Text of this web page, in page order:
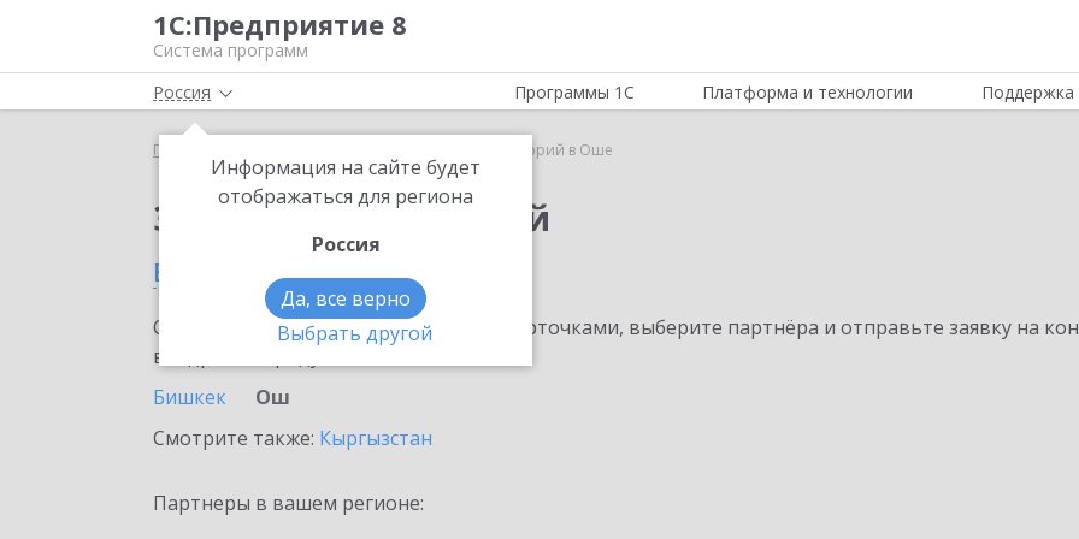
1С:Предприятие 8
Система программ
Россия
Информация на сайте будет
отображаться для региона
Россия
Да, все верно
Выбрать другой
Программы 1С Платформа и технологии Поддержка
Главная 1С:Лекторий в Оше
Заказать 1С:Лекторий
в Оше
Ознакомьтесь с информационными карточками, выберите партнёра и отправьте заявку на
внедрение продукта.
Бишкек
Ош
Смотрите также: Кыргызстан
Партнеры в вашем регионе: